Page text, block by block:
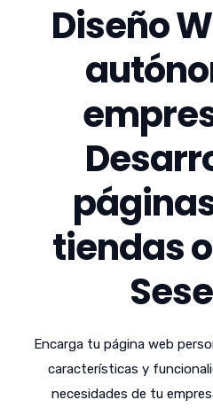
Diseño
tiendas
Encarga tu página web
características y
necesidades de tu